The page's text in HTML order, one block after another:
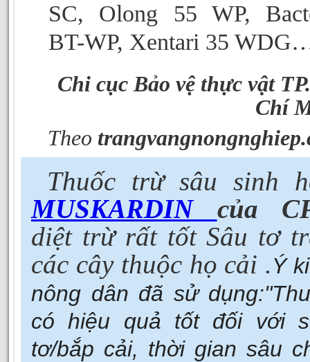
SC, Olong 55 WP,
BT-WP, Xentari 35
Chi cục Bảo vệ thực vật
Chí
Theo
Thuốc trừ sâu sinh
MUSKARDIN của
diệt trừ rất tốt Sâu tơ
các cây thuộc họ cải .Ý
nông dân đã sử dụng:
có hiệu quả tốt đối với
tơ/bắp cải, thời gian sâu